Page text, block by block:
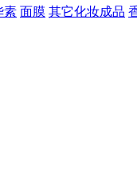
素 面膜 其它化妆成品